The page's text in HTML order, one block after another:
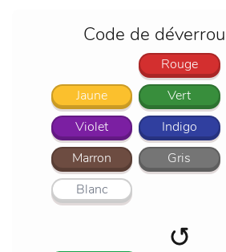
Code de
Rouge
Jaune
Vert
Violet
Indigo
Marron
Gris
Blanc